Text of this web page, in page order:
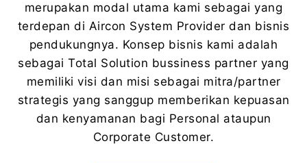
merupakan modal utama kami sebagai yang
terdepan di Aircon System Provider dan bisnis
pendukungnya. Konsep bisnis kami adalah
sebagai Total Solution bussiness partner yang
memiliki visi dan misi sebagai mitra/partner
strategis yang sanggup memberikan kepuasan
dan kenyamanan bagi Personal ataupun
Corporate Customer.